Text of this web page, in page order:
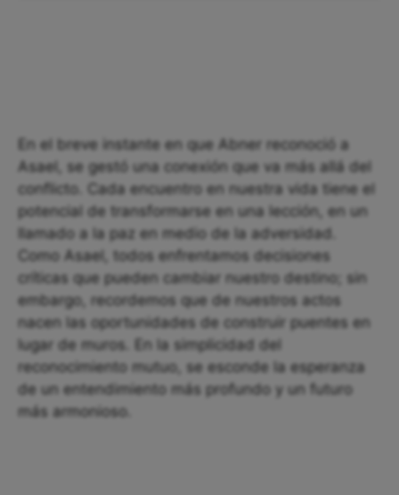
En el breve instante en que Abner reconoció a
Asael, se gestó una conexión que va más allá del
conflicto. Cada encuentro en nuestra vida tiene el
potencial de transformarse en una lección, en un
llamado a la paz en medio de la adversidad.
Como Asael, todos enfrentamos decisiones
críticas que pueden cambiar nuestro destino; sin
embargo, recordemos que de nuestros actos
nacen las oportunidades de construir puentes en
lugar de muros. En la simplicidad del
reconocimiento mutuo, se esconde la esperanza
de un entendimiento más profundo y un futuro
más armonioso.